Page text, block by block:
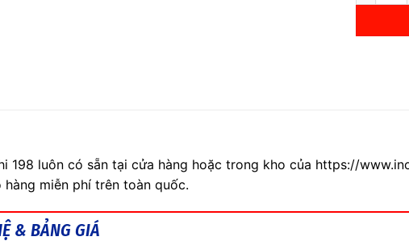
198 luôn có sẵn tại cửa hàng hoặc trong kho của https://
hàng miễn phí trên toàn quốc.
& BẢNG GIÁ